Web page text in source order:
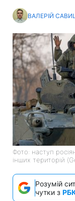
ВАЛЕРІЙ
Фото: наступ
інших територій
Розумій
чутки з